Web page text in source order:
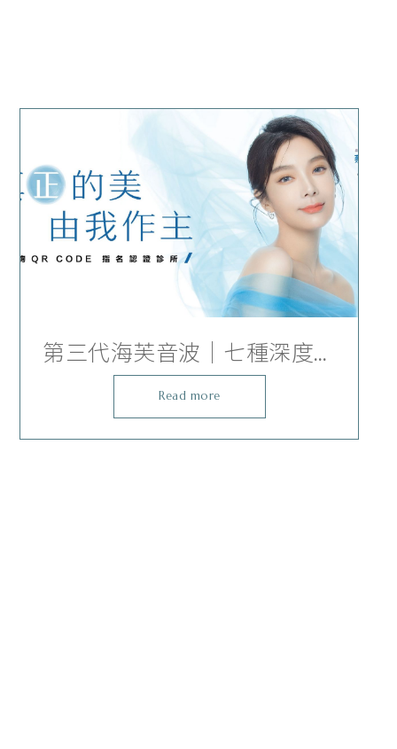
第三代海芙音波｜七種深度探
頭全面解析，臉部緊實+身體
曲線一次到位
Read more